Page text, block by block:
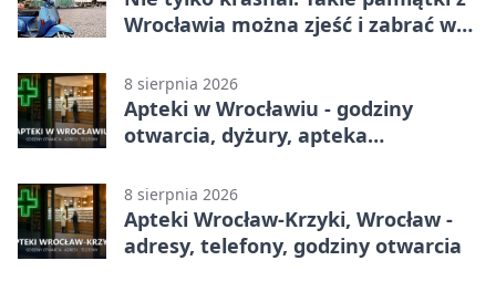
Wrocławia można zjeść i zabrać w
8 sierpnia 2026
Apteki w Wrocławiu - godziny
otwarcia, dyżury, apteka
8 sierpnia 2026
Apteki Wrocław-Krzyki, Wrocław -
adresy, telefony, godziny otwarcia